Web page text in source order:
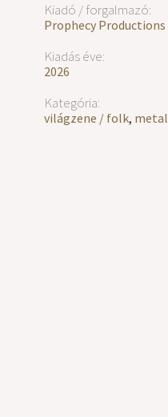
Kiadó / forgalmazó:
Prophecy Productions
Kiadás éve:
2026
Kategória:
világzene / folk, metal